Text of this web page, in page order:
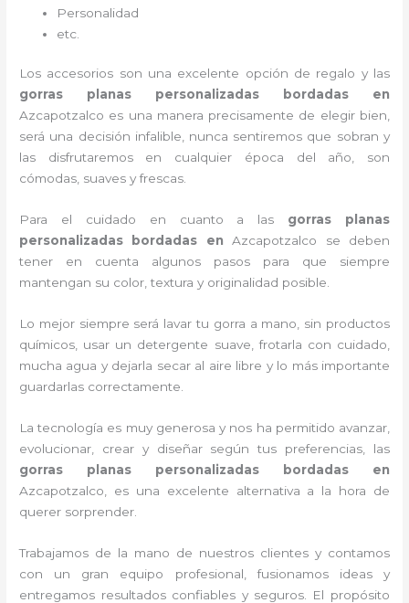
Personalidad
etc.
Los accesorios son una excelente opción de regalo y las
gorras planas personalizadas bordadasen
Azcapotzalco es una manera precisamente de elegir bien,
será una decisión infalible, nunca sentiremos que sobran y
las disfrutaremos en cualquier época del año, son
cómodas, suaves y frescas.
Para el cuidado en cuanto a las gorras planas
personalizadas bordadas enAzcapotzalco
se deben
tener en cuenta algunos pasos para que siempre
mantengan su color, textura y originalidad posible.
Lo mejor siempre será lavar tu gorra a mano, sin productos
químicos, usar un detergente suave, frotarla con cuidado,
mucha agua y dejarla secar al aire libre y lo más importante
guardarlas correctamente.
La tecnología es muy generosa y nos ha permitido avanzar,
evolucionar, crear y diseñar según tus preferencias, las
gorras planas personalizadas bordadasen
Azcapotzalco, es una excelente alternativa a la hora de
querer sorprender.
Trabajamos de la mano de nuestros clientes y contamos
con un gran equipo profesional, fusionamos ideas y
entregamos resultados confiables y seguros. El propósito